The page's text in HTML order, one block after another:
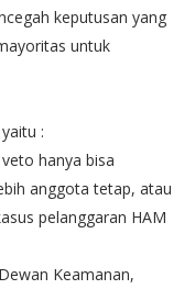
keputusan yang
untuk
:
hanya bisa
anggota tetap, atau
pelanggaran HAM
Keamanan,